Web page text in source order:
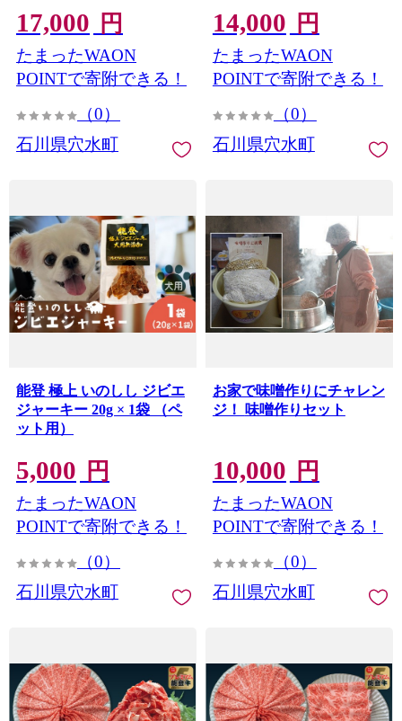
17,000 円
たまったWAON
POINTで寄附できる！
（0）
石川県穴水町
14,000 円
たまったWAON
POINTで寄附できる！
（0）
石川県穴水町
能登 極上 いのしし ジビエ
ジャーキー 20g × 1袋 （ペ
ット用）
5,000 円
たまったWAON
POINTで寄附できる！
（0）
石川県穴水町
お家で味噌作りにチャレン
ジ！ 味噌作りセット
10,000 円
たまったWAON
POINTで寄附できる！
（0）
石川県穴水町